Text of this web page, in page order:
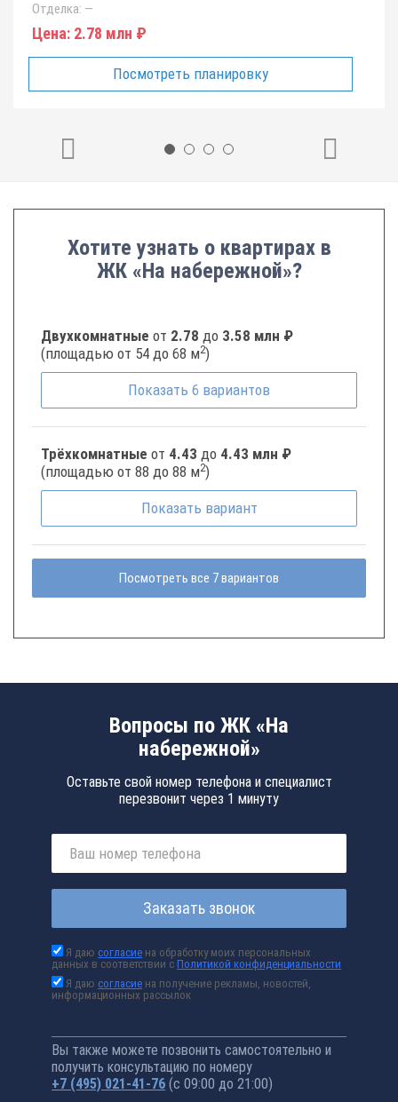
Отделка: —
Цена: 2.78 млн ₽
Посмотреть планировку
Хотите узнать о квартирах в
ЖК «На набережной»?
Двухкомнатные от 2.78 до 3.58 млн ₽
(площадью от 54 до 68 м2)
Показать 6 вариантов
Трёхкомнатные от 4.43 до 4.43 млн ₽
(площадью от 88 до 88 м2)
Показать вариант
Посмотреть все 7 вариантов
Вопросы по ЖК «На
набережной»
Оставьте свой номер телефона и специалист
перезвонит через 1 минуту
Заказать звонок
Я даюсогласие на обработку моих персональных
данных в соответствии сПолитикой конфиденциальности
Я даюсогласие на получение рекламы, новостей,
информационных рассылок
Вы также можете позвонить самостоятельно и
получить консультацию по номеру
+7 (495) 021-41-76 (с 09:00 до 21:00)